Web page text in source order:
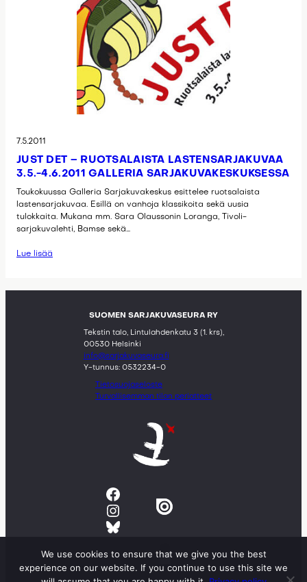
7.5.2011
JUST DET – RUOTSALAISTA LASTENSARJAKUVAA
3.5.-4.6.2011 GALLERIA SARJAKUVAKESKUKSESSA
Toukokuussa Galleria Sarjakuvakeskus esittelee ruotsalaista
lastensarjakuvaa. Esillä on vanhoja klassikoita sekä uusia
tulokkaita. Mukana mm. Sara Olaussonin Loranga, Tivoli-
sarjakuvalehti, Bamse sekä…
Lue lisää
SUOMEN SARJAKUVASEURA RY
Tekstin talo, Lintulahdenkatu 3 (1. krs),
00530 Helsinki
info@sarjakuvaseura.fi
Y-tunnus: 0532234-0
Tietosuojaseloste
Turvallisemman tilan periatteet
Facebook
Instagram
Bluesky
We use cookies to ensure that we give you the best
experience on our website. If you continue to use this site we